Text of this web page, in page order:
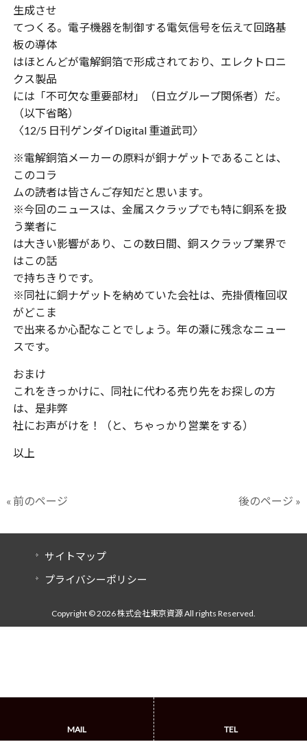
生成させ
てつくる。電子機器を制御する電気信号を伝えて回路基
板の導体
はほとんどが電解銅箔で形成されており、エレクトロニ
クス製品
には「不可欠な重要部材」（日立グループ関係者）だ。
（以下省略）
〈12/5 日刊ゲンダイDigital 重道武司〉
※電解銅箔メーカーの原料が銅ナゲットであることは、
このコラ
ムの読者は皆さんご存知だと思います。
※今回のニュースは、金属スクラップでも特に銅系を扱
う業者に
は大きい影響があり、この数日間、銅スクラップ業界で
はこの話
で持ちきりです。
※同社に銅ナゲットを納めていた会社は、売掛債権回収
がどこま
で出来るか心配なことでしょう。年の瀬に残念なニュー
スです。
おまけ
これをきっかけに、同社に代わる売り先をお探しの方
は、是非弊
社にお声がけを！（と、ちゃっかり営業をする）
以上
« 前のページ 後のページ »
サイトマップ
プライバシーポリシー
Copyright © 2026 株式会社東京資源 All rights Reserved.
MAIL TEL